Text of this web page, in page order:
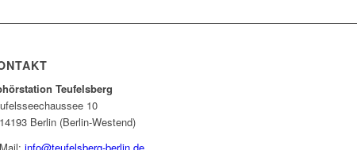
Teufelsberg
10
Berlin (Berlin-Westend)